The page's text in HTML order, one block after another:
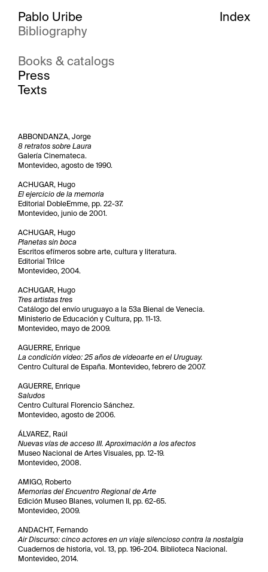
Pablo Uribe
Bibliography
Index
Books & catalogs
Press
Texts
ABBONDANZA, Jorge
8 retratos sobre Laura
Galería Cinemateca.
Montevideo, agosto de 1990.
ACHUGAR, Hugo
El ejercicio de la memoria
Editorial DobleEmme, pp. 22-37.
Montevideo, junio de 2001.
ACHUGAR, Hugo
Planetas sin boca
Escritos efímeros sobre arte, cultura y literatura.
Editorial Trilce
Montevideo, 2004.
ACHUGAR, Hugo
Tres artistas tres
Catálogo del envío uruguayo a la 53a Bienal de Venecia.
Ministerio de Educación y Cultura, pp. 11-13.
Montevideo, mayo de 2009.
AGUERRE, Enrique
La condición video: 25 años de videoarte en el Uruguay.
Centro Cultural de España. Montevideo, febrero de 2007.
AGUERRE, Enrique
Saludos
Centro Cultural Florencio Sánchez.
Montevideo, agosto de 2006.
ÁLVAREZ, Raúl
Nuevas vías de acceso III. Aproximación a los afectos
Museo Nacional de Artes Visuales, pp. 12-19.
Montevideo, 2008.
AMIGO, Roberto
Memorias del Encuentro Regional de Arte
Edición Museo Blanes, volumen II, pp. 62-65.
Montevideo, 2009.
ANDACHT, Fernando
Air Discurso: cinco actores en un viaje silencioso contra la nostalgia
Cuadernos de historia, vol. 13, pp. 196-204. Biblioteca Nacional.
Montevideo, 2014.